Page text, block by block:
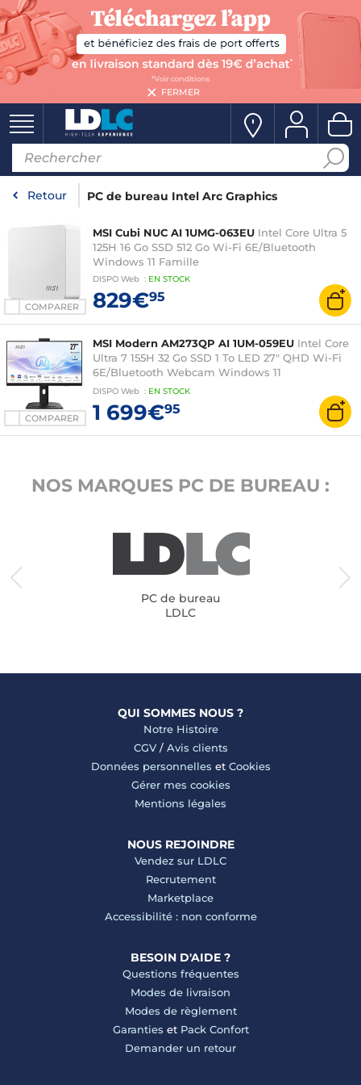
FERMER
Retour PC de bureau Intel Arc Graphics
COMPARER
MSI Cubi NUC AI 1UMG-063EU Intel Core Ultra 5
125H 16 Go SSD 512 Go Wi-Fi 6E/Bluetooth
Windows 11 Famille
DISPO Web : EN STOCK
829€95
COMPARER
MSI Modern AM273QP AI 1UM-059EU Intel Core
Ultra 7 155H 32 Go SSD 1 To LED 27" QHD Wi-Fi
6E/Bluetooth Webcam Windows 11
Professionnel
DISPO Web : EN STOCK
1 699€95
NOS MARQUES PC DE BUREAU :
PC de bureau
LDLC
QUI SOMMES NOUS ?
Notre Histoire
CGV/ Avis clients
Données personnelles et Cookies
Gérer mes cookies
Mentions légales
NOUS REJOINDRE
Vendez sur LDLC
Recrutement
Marketplace
Accessibilité : non conforme
BESOIN D'AIDE ?
Questions fréquentes
Modes de livraison
Modes de règlement
Garanties et Pack Confort
Demander un retour